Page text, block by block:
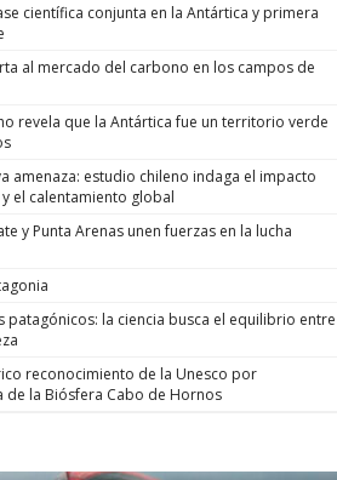
científica conjunta en la Antártica y primera
al mercado del carbono en los campos de
revela que la Antártica fue un territorio verde
amenaza: estudio chileno indaga el impacto
el calentamiento global
y Punta Arenas unen fuerzas en la lucha
patagónicos: la ciencia busca el equilibrio entre
reconocimiento de la Unesco por
de la Biósfera Cabo de Hornos